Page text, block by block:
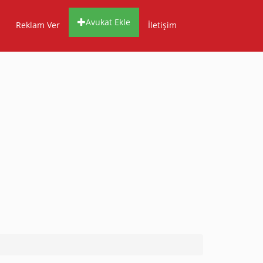
Reklam Ver Avukat Ekle İletişim